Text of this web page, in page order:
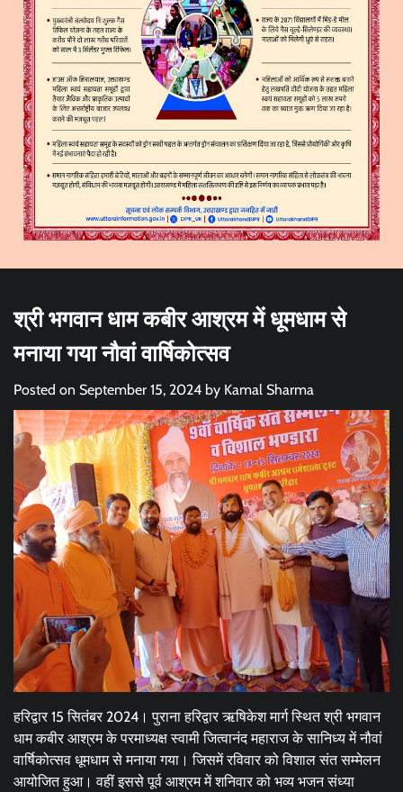
श्री भगवान धाम कबीर आश्रम में धूमधाम से
मनाया गया नौवां वार्षिकोत्सव
Posted on September 15, 2024 by Kamal Sharma
हरिद्वार 15 सितंबर 2024। पुराना हरिद्वार ऋषिकेश मार्ग स्थित श्री भगवान
धाम कबीर आश्रम के परमाध्यक्ष स्वामी जित्वानंद महाराज के सानिध्य में नौवां
वार्षिकोत्सव धूमधाम से मनाया गया। जिसमें रविवार को विशाल संत सम्मेलन
आयोजित हुआ। वहीं इससे पूर्व आश्रम में शनिवार को भव्य भजन संध्या